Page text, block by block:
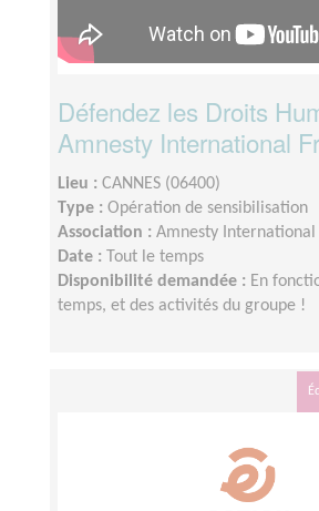
Défendez les Droits
Amnesty International
Lieu : CANNES (06400)
Type : Opération de sensibilisation
Association : Amnesty International
Date :
Tout le temps
Disponibilité demandée : En
temps, et des activités du groupe !